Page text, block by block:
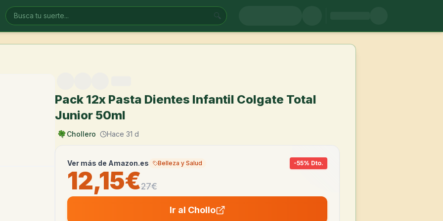
🔍
Pack 12x Pasta Dientes Infantil Colgate Total
Junior 50ml
Chollero Hace 31 d
Ver más de Amazon.es Belleza y Salud -55% Dto.
12,15€27€
Ir al Chollo